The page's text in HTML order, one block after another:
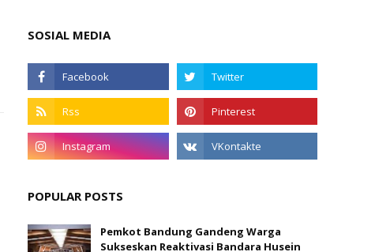
SOSIAL MEDIA
POPULAR POSTS
Pemkot Bandung Gandeng Warga
Sukseskan Reaktivasi Bandara Husein